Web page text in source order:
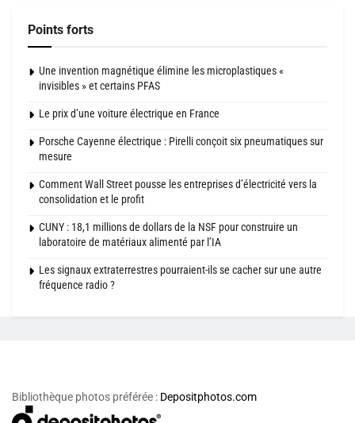
Points forts
Une invention magnétique élimine les microplastiques «
invisibles » et certains PFAS
Le prix d’une voiture électrique en France
Porsche Cayenne électrique : Pirelli conçoit six pneumatiques sur
mesure
Comment Wall Street pousse les entreprises d’électricité vers la
consolidation et le profit
CUNY : 18,1 millions de dollars de la NSF pour construire un
laboratoire de matériaux alimenté par l’IA
Les signaux extraterrestres pourraient-ils se cacher sur une autre
fréquence radio ?
Bibliothèque photos préférée : Depositphotos.com